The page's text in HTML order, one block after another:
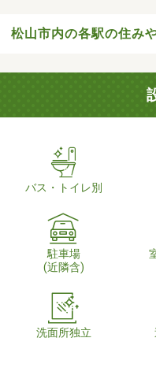
松山市内の各駅の住み
バス・トイレ別
駐車場
(近隣含)
洗面所独立